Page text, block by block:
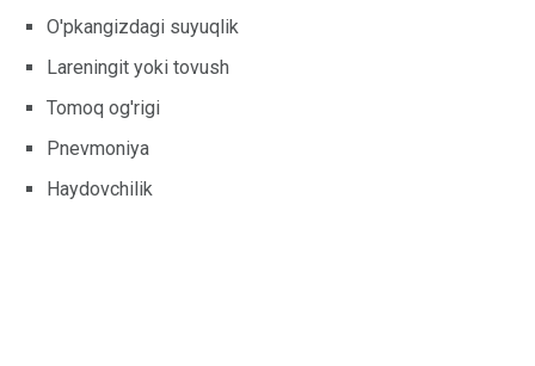
O'pkangizdagi suyuqlik
Lareningit yoki tovush
Tomoq og'rigi
Pnevmoniya
Haydovchilik